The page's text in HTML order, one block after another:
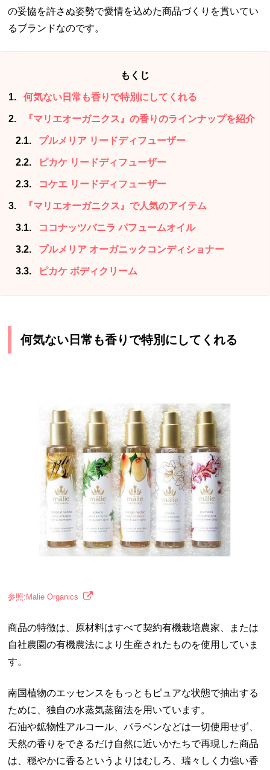
の妥協を許さぬ姿勢で愛情を込めた商品づくりを貫いてい
るブランドなのです。
もくじ
1 何気ない日常も香りで特別にしてくれる
2 『マリエオーガニクス』の香りのラインナップを紹介
2.1 プルメリア リードディフューザー
2.2 ピカケ リードディフューザー
2.3 コケエ リードディフューザー
3 『マリエオーガニクス』で人気のアイテム
3.1 ココナッツバニラ パフュームオイル
3.2 プルメリア オーガニックコンディショナー
3.3 ピカケ ボディクリーム
何気ない日常も香りで特別にしてくれる
参照:Malie Organics
商品の特徴は、原材料はすべて契約有機栽培農家、または
自社農園の有機農法により生産されたものを使用していま
す。
南国植物のエッセンスをもっともピュアな状態で抽出する
ために、独自の水蒸気蒸留法を用いています。
石油や鉱物性アルコール、パラベンなどは一切使用せず、
天然の香りをできるだけ自然に近いかたちで再現した商品
は、穏やかに香るというよりはむしろ、瑞々しく力強い香